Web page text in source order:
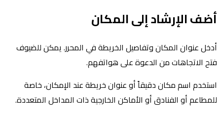
أضف الإرشاد إلى المكان
أدخل عنوان المكان وتفاصيل الخريطة في المحرر. يمكن للضيوف
فتح الاتجاهات من الدعوة على هواتفهم.
استخدم اسم مكان دقيقاً أو عنوان خريطة عند الإمكان، خاصة
للمطاعم أو الفنادق أو الأماكن الخارجية ذات المداخل المتعددة.